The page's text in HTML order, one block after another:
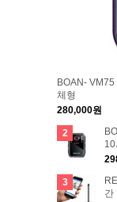
BOAN-
체형
280,000원
2
3
간